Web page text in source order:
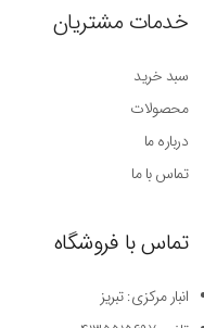
خدمات مشتریان
سبد خرید
محصولات
درباره ما
تماس با ما
تماس با فروشگاه
انبار مرکزی: تبریز